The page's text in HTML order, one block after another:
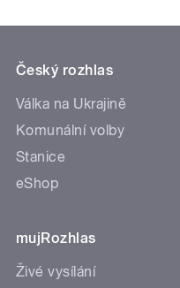
Český rozhlas
Válka na Ukrajině
Komunální volby
Stanice
eShop
mujRozhlas
Živé vysílání